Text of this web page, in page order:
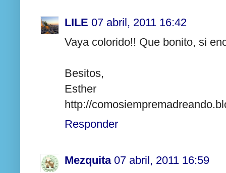
LILE 07 abril, 2011 16:42
Vaya colorido!! Que bonito, si
Besitos,
Esther
http://
Responder
Mezquita 07 abril, 2011 16:59